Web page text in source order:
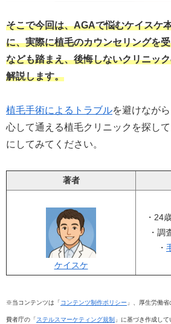
そこで今回は、AGAで悩むケイスケ
に、実際に植毛のカウンセリングを
なども踏まえ、後悔しないクリニッ
解説します。
植毛手術によるトラブルを避けながら
心して通える植毛クリニックを探し
にしてみてください。
著者
ケイスケ
・24
・調
・
※当コンテンツは「コンテンツ制作ポリシー 」、厚生労働省
費者庁の「ステルスマーケティング規制 」に基づき作成し